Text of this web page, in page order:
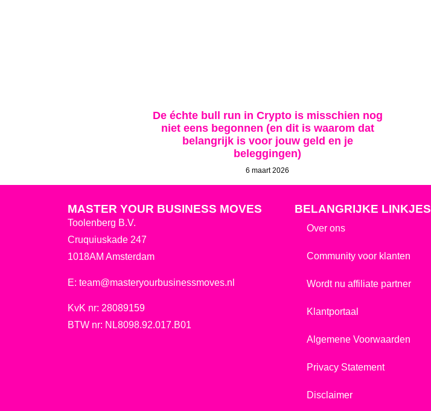
De échte bull run in Crypto is misschien nog
niet eens begonnen (en dit is waarom dat
belangrijk is voor jouw geld en je
beleggingen)
6 maart 2026
MASTER YOUR BUSINESS MOVES
Toolenberg B.V.
Cruquiuskade 247
1018AM Amsterdam
E: team@masteryourbusinessmoves.nl
KvK nr: 28089159
BTW nr: NL8098.92.017.B01
BELANGRIJKE LINKJES
Over ons
Community voor klanten
Wordt nu affiliate partner
Klantportaal
Algemene Voorwaarden
Privacy Statement
Disclaimer